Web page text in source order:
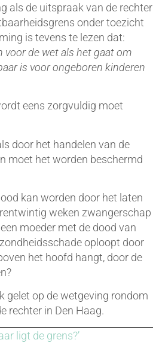
als de uitspraak van de rechter
onder toezicht
is tevens te lezen dat:
voor de wet als het gaat om
is voor ongeboren kinderen
eens zorgvuldig moet
door het handelen van de
moet het worden beschermd
kan worden door het laten
weken zwangerschap
moeder met de dood van
oploopt door
het hoofd hangt, door de
gelet op de wetgeving rondom
rechter in Den Haag.
ligt de grens?’